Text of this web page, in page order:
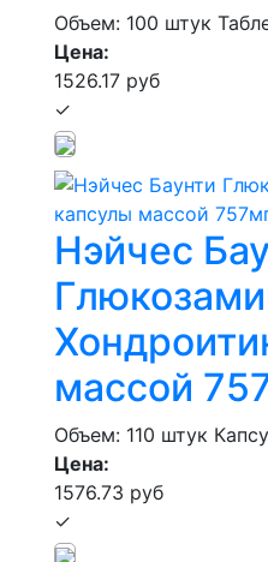
Объем: 100 штук
Цена:
1526.17 руб
✓
Нэйчес
массой
Объем: 110 штук
Цена:
1576.73 руб
✓